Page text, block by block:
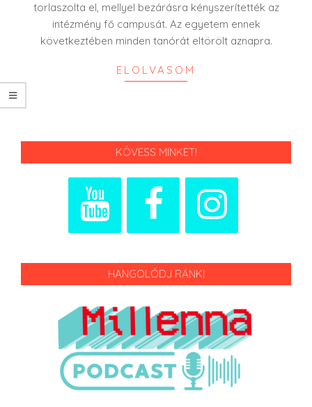
torlaszolta el, mellyel bezárásra kényszerítették az
intézmény fő campusát. Az egyetem ennek
következtében minden tanórát eltörölt aznapra.
ELOLVASOM
KÖVESS MINKET!
HANGOLÓDJ RÁNK!